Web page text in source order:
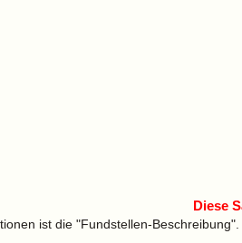
Diese
ist die "Fundstellen-